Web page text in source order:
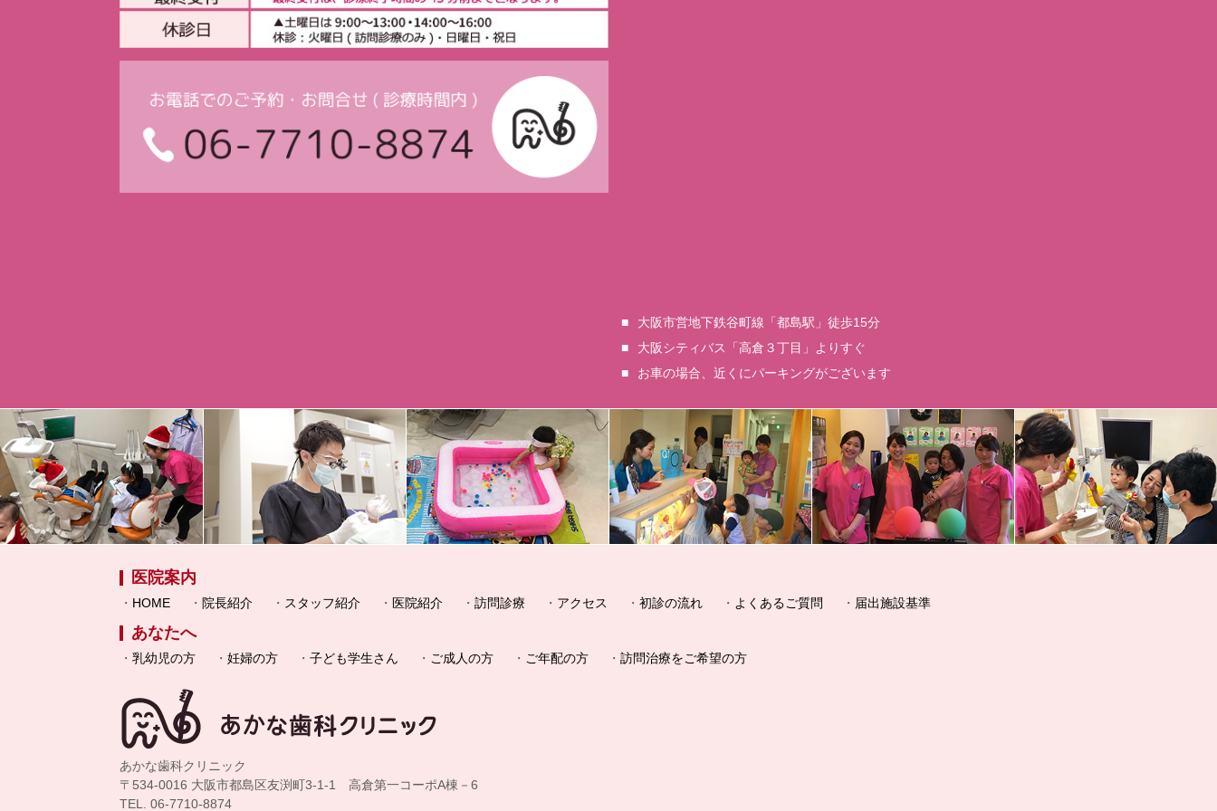
大阪市営地下鉄谷町線「都島駅」徒歩15分
大阪シティバス「高倉３丁目」よりすぐ
お車の場合、近くにパーキングがございます
医院案内
HOME 院長紹介 スタッフ紹介 医院紹介 訪問診療 アクセス 初診の流れ よくあるご質問 届出施設基準
あなたへ
乳幼児の方 妊婦の方 子ども学生さん ご成人の方 ご年配の方 訪問治療をご希望の方
あかな歯科クリニック
〒534-0016 大阪市都島区友渕町3-1-1 高倉第一コーポA棟－6
TEL. 06-7710-8874